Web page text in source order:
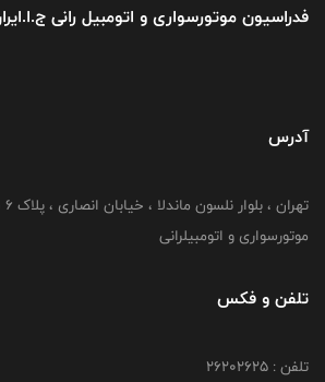
فدراسیون موتورسواری و اتومبیل رانی
آدرس
موتورسواری و اتومبیلرانی
تلفن و فکس
تلفن : ۲۶۲۰۲۶۲۵